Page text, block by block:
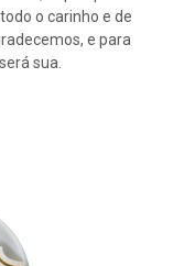
o carinho e de
e para
sua.